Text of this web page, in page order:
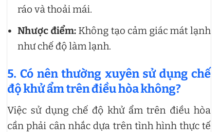
ráo và thoải mái.
Nhược điểm: Không tạo cảm giác mát lạnh
như chế độ làm lạnh.
5. Có nên thường xuyên sử dụng chế
độ khử ẩm trên điều hòa không?
Việc sử dụng chế độ khử ẩm trên điều hòa
cần phải cân nhắc dựa trên tình hình thực tế